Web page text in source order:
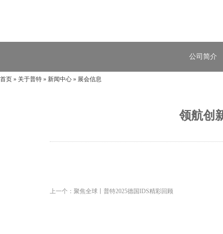
公司简介
首页 » 关于普特 » 新闻中心 » 展会信息
领航创
上一个：聚焦全球丨普特2025德国IDS精彩回顾